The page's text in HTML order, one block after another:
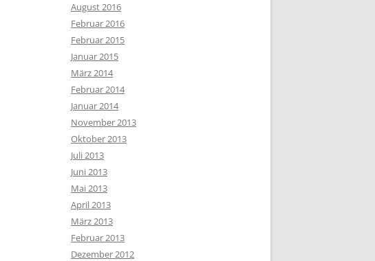
August 2016
Februar 2016
Februar 2015
Januar 2015
März 2014
Februar 2014
Januar 2014
November 2013
Oktober 2013
Juli 2013
Juni 2013
Mai 2013
April 2013
März 2013
Februar 2013
Dezember 2012